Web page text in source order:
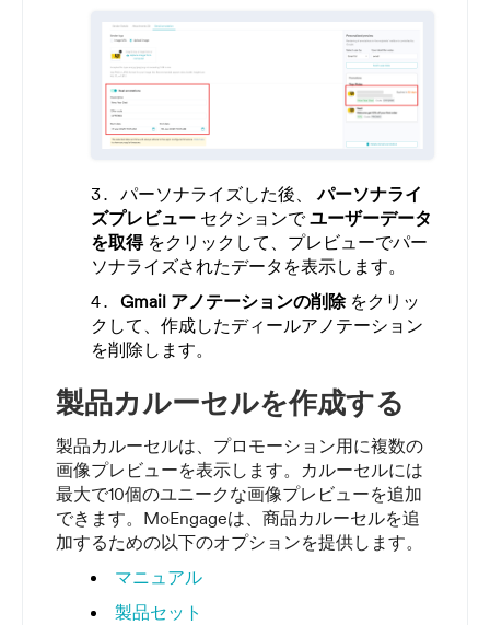
パーソナライズした後、パーソナライ
ズプレビュー セクションでユーザーデータ
を取得 をクリックして、プレビューでパー
ソナライズされたデータを表示します。
Gmail アノテーションの削除 をクリッ
クして、作成したディールアノテーション
を削除します。
製品カルーセルを作成する
製品カルーセルは、プロモーション用に複数の
画像プレビューを表示します。カルーセルには
最大で10個のユニークな画像プレビューを追加
できます。MoEngageは、商品カルーセルを追
加するための以下のオプションを提供します。
マニュアル
製品セット